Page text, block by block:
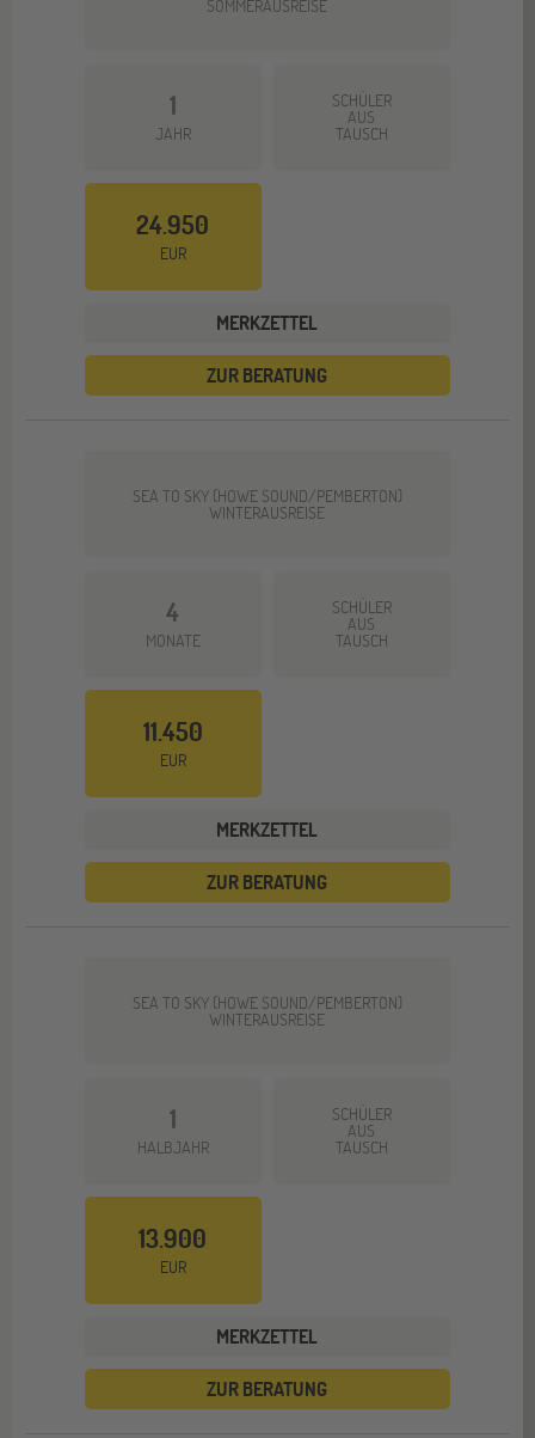
SOMMERAUSREISE
1
JAHR
SCHÜLER
AUS
TAUSCH
24.950
EUR
MERKZETTEL
ZUR BERATUNG
SEA TO SKY (HOWE SOUND/PEMBERTON)
WINTERAUSREISE
4
MONATE
SCHÜLER
AUS
TAUSCH
11.450
EUR
MERKZETTEL
ZUR BERATUNG
SEA TO SKY (HOWE SOUND/PEMBERTON)
WINTERAUSREISE
1
HALBJAHR
SCHÜLER
AUS
TAUSCH
13.900
EUR
MERKZETTEL
ZUR BERATUNG